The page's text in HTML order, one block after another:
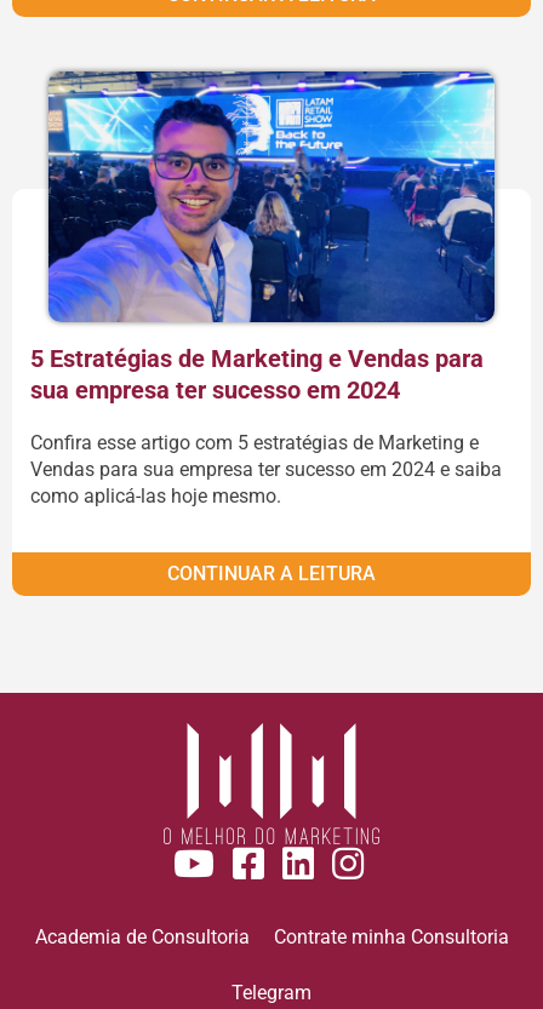
5 Estratégias de Marketing e Vendas para
sua empresa ter sucesso em 2024
Confira esse artigo com 5 estratégias de Marketing e
Vendas para sua empresa ter sucesso em 2024 e saiba
como aplicá-las hoje mesmo.
CONTINUAR A LEITURA
Academia de Consultoria Contrate minha Consultoria
Telegram